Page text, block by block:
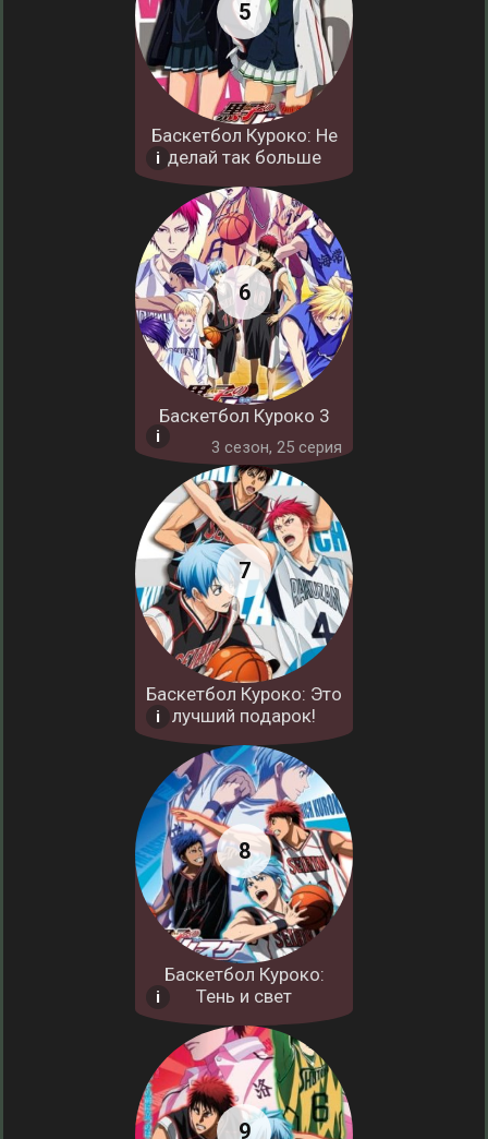
Баскетбол Куроко: Не
делай так больше
Баскетбол Куроко 3
3 cезон, 25 серия
Баскетбол Куроко: Это
лучший подарок!
Баскетбол Куроко:
Тень и свет